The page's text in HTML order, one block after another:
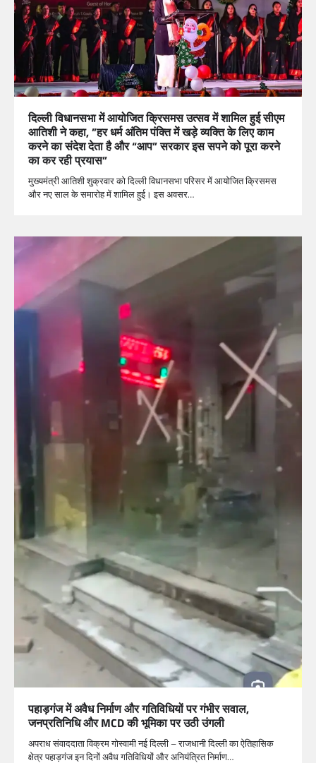
दिल्ली विधानसभा में आयोजित क्रिसमस उत्सव में शामिल हुई सीएम
आतिशी ने कहा, ”हर धर्म अंतिम पंक्ति में खड़े व्यक्ति के लिए काम
करने का संदेश देता है और “आप” सरकार इस सपने को पूरा करने
का कर रही प्रयास”
मुख्यमंत्री आतिशी शुक्रवार को दिल्ली विधानसभा परिसर में आयोजित क्रिसमस
और नए साल के समारोह में शामिल हुई। इस अवसर…
पहाड़गंज में अवैध निर्माण और गतिविधियों पर गंभीर सवाल,
जनप्रतिनिधि और MCD की भूमिका पर उठी उंगली
अपराध संवाददाता विक्रम गोस्वामी नई दिल्ली – राजधानी दिल्ली का ऐतिहासिक
क्षेत्र पहाड़गंज इन दिनों अवैध गतिविधियों और अनियंत्रित निर्माण…